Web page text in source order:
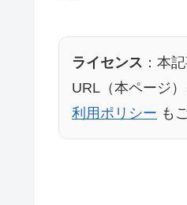
ライセンス ：本
URL（本ページ
利用ポリシー も